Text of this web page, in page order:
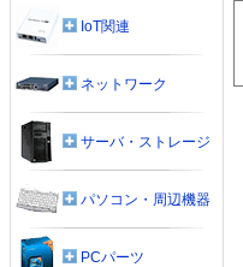
IoT関連
ネットワーク
サーバ・ストレージ
パソコン・周辺機器
PCパーツ